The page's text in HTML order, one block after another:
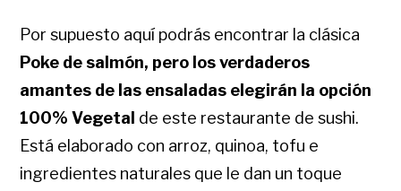
Por supuesto aquí podrás encontrar la clásica
Poke de salmón, pero los verdaderos
amantes de las ensaladas elegirán la opción
100% Vegetal de este restaurante de sushi.
Está elaborado con arroz, quinoa, tofu e
ingredientes naturales que le dan un toque